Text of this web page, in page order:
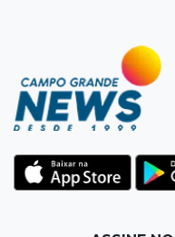
Campeonato
Remo busca
na zona de
Defesa diz que
só emprestou casa